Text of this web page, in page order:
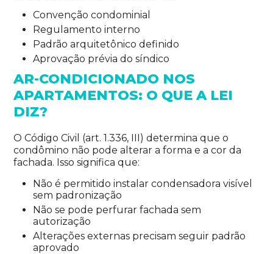
Convenção condominial
Regulamento interno
Padrão arquitetônico definido
Aprovação prévia do síndico
AR-CONDICIONADO NOS
APARTAMENTOS: O QUE A LEI
DIZ?
O Código Civil (art. 1.336, III) determina que o
condômino não pode alterar a forma e a cor da
fachada. Isso significa que:
Não é permitido instalar condensadora visível
sem padronização
Não se pode perfurar fachada sem
autorização
Alterações externas precisam seguir padrão
aprovado